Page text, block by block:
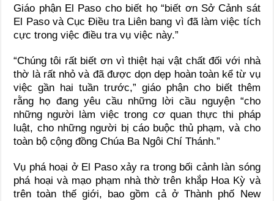
Giáo phận El Paso cho biết họ “biết ơn Sở Cảnh sát
El Paso và Cục Điều tra Liên bang vì đã làm việc tích
cực trong việc điều tra vụ việc này.”
“Chúng tôi rất biết ơn vì thiệt hại vật chất đối với nhà
thờ là rất nhỏ và đã được dọn dẹp hoàn toàn kể từ vụ
việc gần hai tuần trước,” giáo phận cho biết thêm
rằng họ đang yêu cầu những lời cầu nguyện “cho
những người làm việc trong cơ quan thực thi pháp
luật, cho những người bị cáo buộc thủ phạm, và cho
toàn bộ cộng đồng Chúa Ba Ngôi Chí Thánh.”
Vụ phá hoại ở El Paso xảy ra trong bối cảnh làn sóng
phá hoại và mạo phạm nhà thờ trên khắp Hoa Kỳ và
trên toàn thế giới, bao gồm cả ở Thành phố New